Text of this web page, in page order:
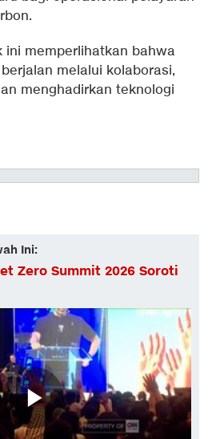
ini memperlihatkan bahwa
melalui kolaborasi,
menghadirkan teknologi
Ini:
Zero Summit 2026 Soroti